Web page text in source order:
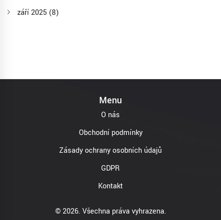
září 2025 (8)
Menu
O nás
Obchodní podmínky
Zásady ochrany osobních údajů
GDPR
Kontakt
© 2026. Všechna práva vyhrazena.